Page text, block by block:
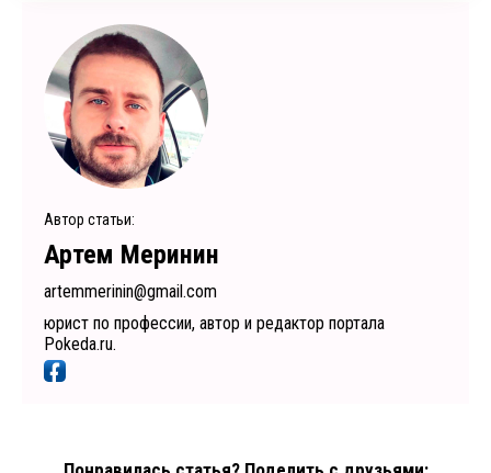
Автор статьи:
Артем Меринин
artemmerinin@gmail.com
юрист по профессии, автор и редактор портала
Pokeda.ru.